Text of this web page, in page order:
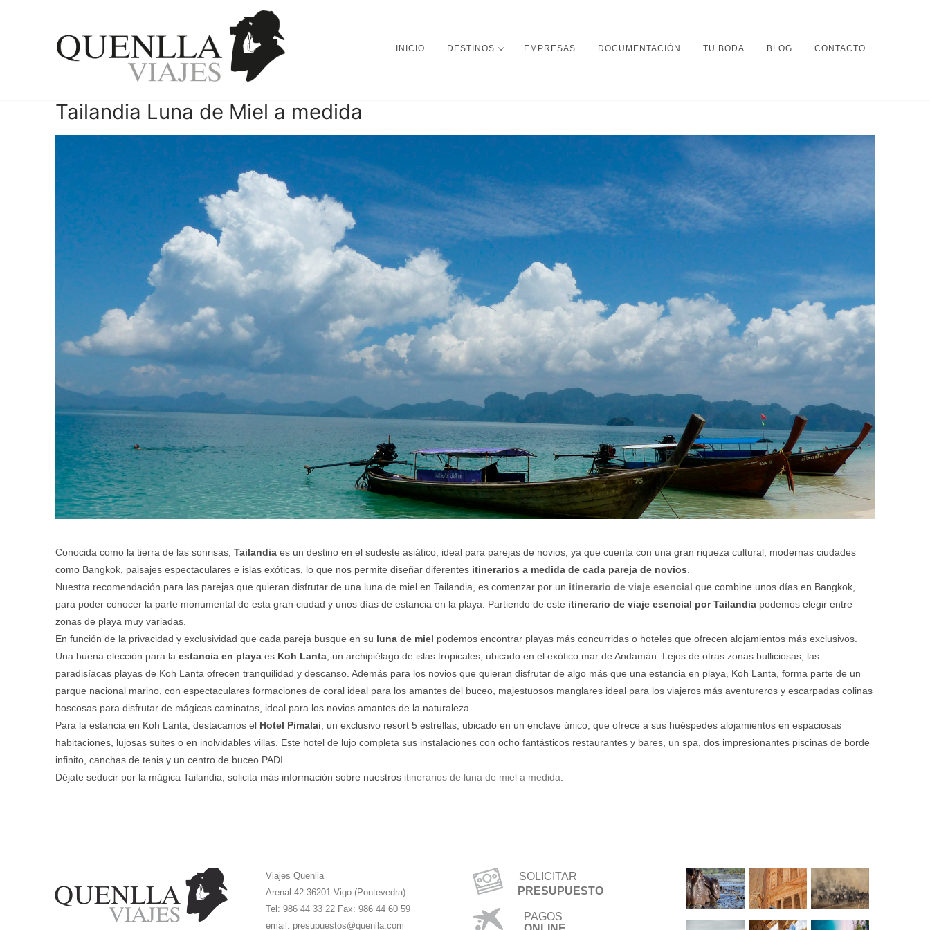
INICIO DESTINOS EMPRESAS DOCUMENTACIÓN TU BODA BLOG CONTACTO
Tailandia Luna de Miel a medida
Conocida como la tierra de las sonrisas, Tailandia es un destino en el sudeste asiático, ideal para parejas de novios , ya que cuenta con una gran riqueza cultural, modernas ciudades
como Bangkok, paisajes espectaculares e islas exóticas, lo que nos permite diseñar diferentes itinerarios a medida de cada pareja de novios
Nuestra recomendación para las parejas que quieran disfrutar de una luna de miel en Tailandia, es comenzar por un itinerario de viaje esencial que combine unos días en Bangkok,
para poder conocer la parte monumental de esta gran ciudad y unos días de estancia en la playa. Partiendo de este itinerario de viaje esencial por Tailandia podemos elegir entre
zonas de playa muy variadas.
En función de la privacidad y exclusividad que cada pareja busque en su luna de miel podemos encontrar playas más concurridas o hoteles que ofrecen alojamientos más exclusivos.
Una buena elección para la estancia en playa es Koh Lanta , un archipiélago de islas tropicales, ubicado en el exótico mar de Andamán. Lejos de otras zonas bulliciosas, las
paradisíacas playas de Koh Lanta ofrecen tranquilidad y descanso. Además para los novios que quieran disfrutar de algo más que una estancia en playa, Koh Lanta, forma parte de un
parque nacional marino, con espectaculares formaciones de coral ideal para los amantes del buceo, majestuosos manglares ideal para los viajeros más aventureros y escarpadas colinas
boscosas para disfrutar de mágicas caminatas, ideal para los novios amantes de la naturaleza.
Para la estancia en Koh Lanta, destacamos el Hotel Pimalai , un exclusivo resort 5 estrellas, ubicado en un enclave único, que ofrece a sus huéspedes alojamientos en espaciosas
habitaciones, lujosas suites o en inolvidables villas. Este hotel de lujo completa sus instalaciones con ocho fantásticos restaurantes y bares, un spa, dos impresionantes piscinas de borde
infinito, canchas de tenis y un centro de buceo PADI.
Déjate seducir por la mágica Tailandia, solicita más información sobre nuestros itinerarios de luna de miel a medida
Viajes Quenlla
Arenal 42 36201 Vigo (Pontevedra)
Tel: 986 44 33 22 Fax: 986 44 60 59
email: presupuestos@quenlla.com
SOLICITAR
PRESUPUESTO
PAGOS